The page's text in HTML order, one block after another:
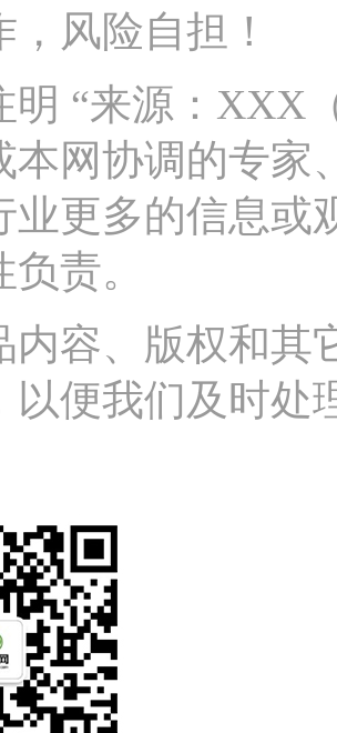
风险自担！
明 “来源：XXX
本网协调的专家
业更多的信息或
责。
内容、版权和其
以便我们及时处